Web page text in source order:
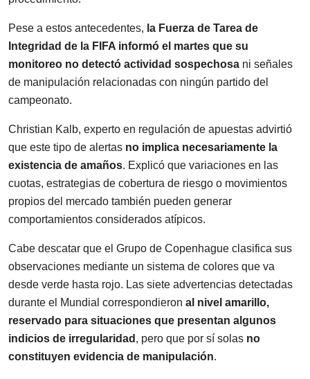
Pese a estos antecedentes, la Fuerza de Tarea de
Integridad de la FIFA informó el martes que su
monitoreo no detectó actividad sospechosa ni señales
de manipulación relacionadas con ningún partido del
campeonato.
Christian Kalb, experto en regulación de apuestas advirtió
que este tipo de alertas no implica necesariamente la
existencia de amaños. Explicó que variaciones en las
cuotas, estrategias de cobertura de riesgo o movimientos
propios del mercado también pueden generar
comportamientos considerados atípicos.
Cabe descatar que el Grupo de Copenhague clasifica sus
observaciones mediante un sistema de colores que va
desde verde hasta rojo. Las siete advertencias detectadas
durante el Mundial correspondieron al nivel amarillo,
reservado para situaciones que presentan algunos
indicios de irregularidad , pero que por sí solas no
constituyen evidencia de manipulación.